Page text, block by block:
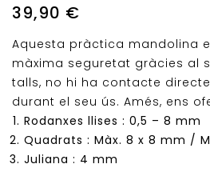
39,90 €
Aquesta pràctica mandolina
màxima seguretat gràcies al
talls, no hi ha contacte
durant el seu ús. Amés, ens
Rodanxes llises : 0,5 – 8 mm
Quadrats : Màx. 8 x 8 mm /
Juliana : 4 mm